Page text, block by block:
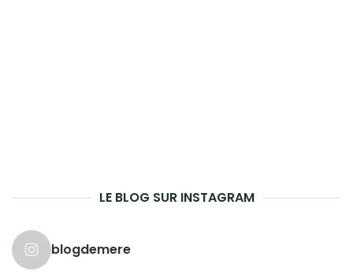
LE BLOG SUR INSTAGRAM
blogdemere